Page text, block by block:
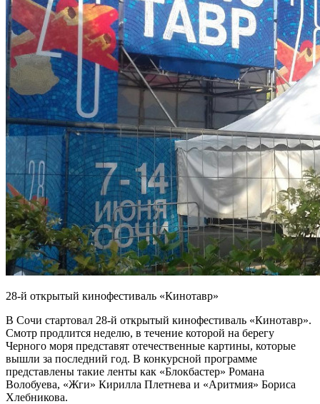
28-й открытый кинофестиваль «Кинотавр»
В Сочи стартовал 28-й открытый кинофестиваль «Кинотавр».
Смотр продлится неделю, в течение которой на берегу
Черного моря представят отечественные картины, которые
вышли за последний год. В конкурсной программе
представлены такие ленты как «Блокбастер» Романа
Волобуева, «Жги» Кирилла Плетнева и «Аритмия» Бориса
Хлебникова.